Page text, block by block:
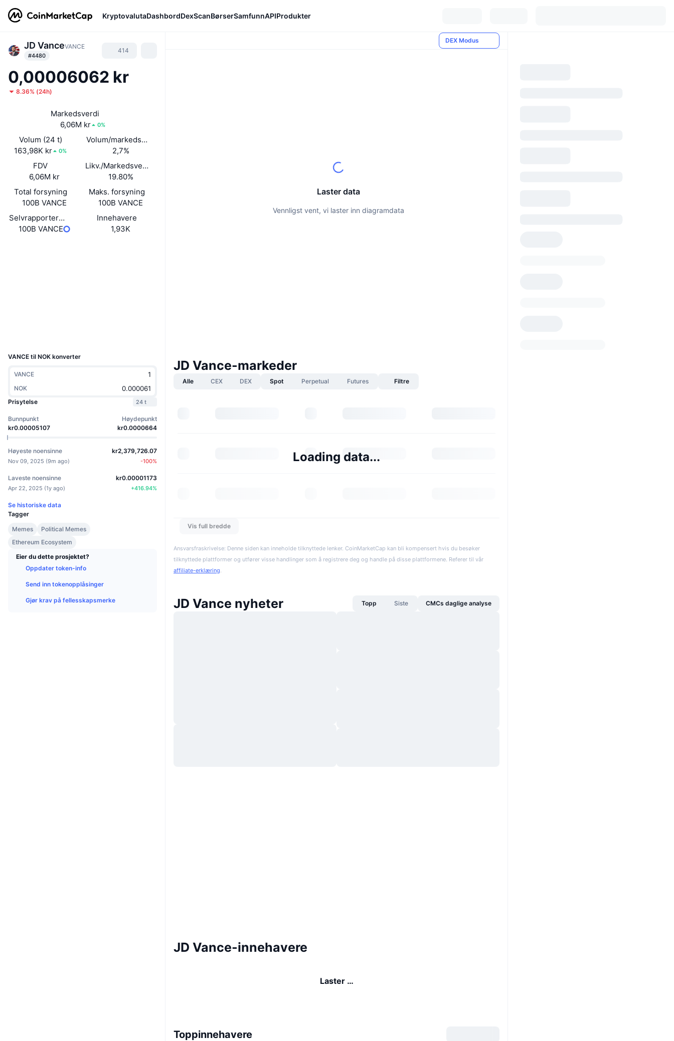
KryptovalutaDashbordDexScanBørserSamfunnAPIProdukter
JD VanceVANCE
#4480
414
0,00006062 kr
8.36% (24h)
Markedsverdi
6,06M kr
0%
Volum (24 t)
163,98K kr
0%
Volum/markedsverdi (24 timer)
2,7%
FDV
6,06M kr
Likv./Markedsverdi
19.80%
Total forsyning
100B VANCE
Maks. forsyning
100B VANCE
Selvrapportert sirkulerende forsyning
100B VANCE
Innehavere
1,93K
VANCE til NOK konverter
VANCE
NOK
Prisytelse
24 t
Bunnpunkt
kr0.00005107
Høydepunkt
kr0.0000664
Høyeste noensinne
Nov 09, 2025 (9m ago)
kr2,379,726.07
-100%
Laveste noensinne
Apr 22, 2025 (1y ago)
kr0.00001173
+416.94%
Se historiske data
Tagger
Memes
Political Memes
Ethereum Ecosystem
Eier du dette prosjektet?
Oppdater token-info
Send inn tokenopplåsinger
Gjør krav på fellesskapsmerke
DEX Modus
Laster data
Vennligst vent, vi laster inn diagramdata
JD Vance-markeder
Alle CEX DEX Spot Perpetual Futures Filtre
Loading data...
Vis full bredde
Ansvarsfraskrivelse: Denne siden kan inneholde tilknyttede lenker. CoinMarketCap kan bli kompensert hvis du besøker
tilknyttede plattformer og utfører visse handlinger som å registrere deg og handle på disse plattformene. Referer til vår
affiliate-erklæring.
JD Vance nyheter Topp Siste CMCs daglige analyse
JD Vance-innehavere
Laster …
Toppinnehavere